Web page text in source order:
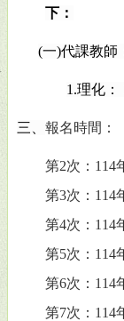
下：
(一)代課教師
1.理化：
三、 報名時間：
第2次： 114
第3次： 114
第4次： 114
第5次： 114
第6次： 114
第7次： 114